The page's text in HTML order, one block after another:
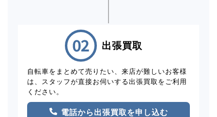
出張買取
自転車をまとめて売りたい、来店が難しいお客様
は、スタッフが直接お伺いする出張買取をご利用
ください。
電話から出張買取を申し込む